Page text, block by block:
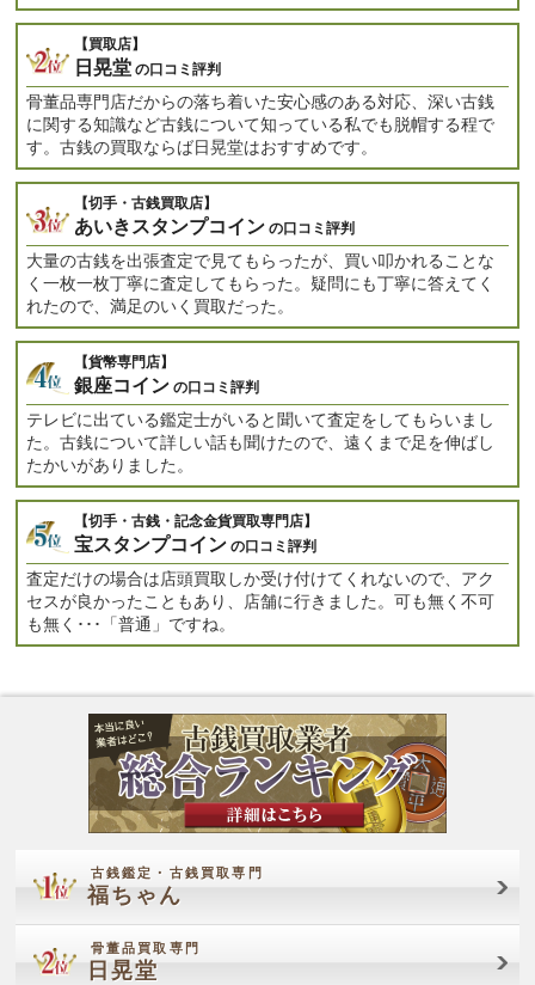
【買取店】
日晃堂 の口コミ評判
骨董品専門店だからの落ち着いた安心感のある対応、深い古銭
に関する知識など古銭について知っている私でも脱帽する程で
す。古銭の買取ならば日晃堂はおすすめです。
【切手・古銭買取店】
あいきスタンプコイン の口コミ評判
大量の古銭を出張査定で見てもらったが、買い叩かれることな
く一枚一枚丁寧に査定してもらった。疑問にも丁寧に答えてく
れたので、満足のいく買取だった。
【貨幣専門店】
銀座コイン の口コミ評判
テレビに出ている鑑定士がいると聞いて査定をしてもらいまし
た。古銭について詳しい話も聞けたので、遠くまで足を伸ばし
たかいがありました。
【切手・古銭・記念金貨買取専門店】
宝スタンプコイン の口コミ評判
査定だけの場合は店頭買取しか受け付けてくれないので、アク
セスが良かったこともあり、店舗に行きました。可も無く不可
も無く･･･「普通」ですね。
古銭鑑定・古銭買取専門
福ちゃん
骨董品買取専門
日晃堂